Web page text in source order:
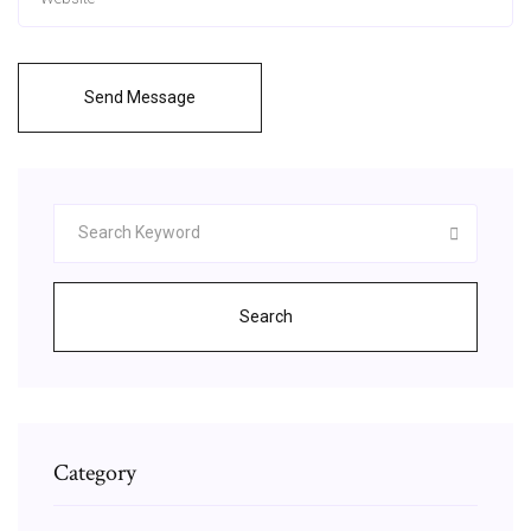
Send Message
Search
Category